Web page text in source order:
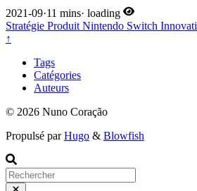
2021-09·11 mins· loading
Stratégie Produit Nintendo Switch
↑
Tags
Catégories
Auteurs
© 2026 Nuno Coração
Propulsé parHugo & Blowfish